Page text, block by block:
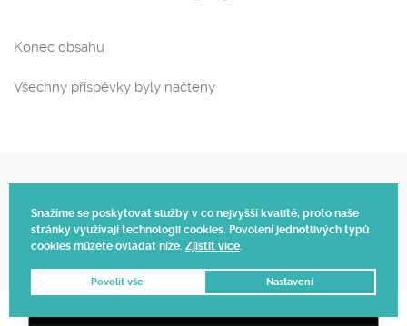
Snažíme se poskytovat služby v co nejvyšší kvalitě, proto naše
stránky využívají technologii cookies. Povolení jednotlivých typů
cookies můžete ovládat níže. Zjistit více.
Povolit vše Nastavení
Konec obsahu
Všechny příspěvky byly načteny
© 2025.